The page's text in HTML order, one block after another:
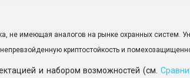
не имеющая аналогов на рынке охранных систем.
криптостойкость и
и набором возможностей (см.